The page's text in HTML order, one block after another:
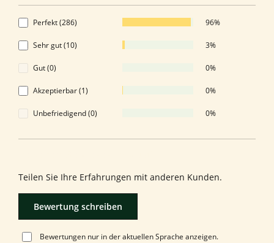
Perfekt (286) 96%
Sehr gut (10) 3%
Gut (0) 0%
Akzeptierbar (1) 0%
Unbefriedigend (0) 0%
Teilen Sie Ihre Erfahrungen mit anderen Kunden.
Bewertung schreiben
Bewertungen nur in der aktuellen Sprache anzeigen.